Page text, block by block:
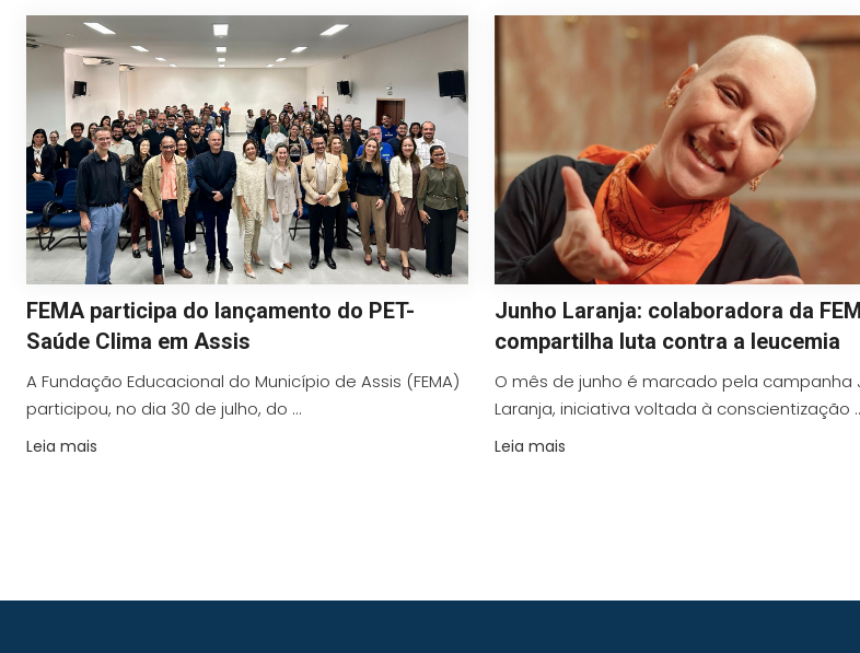
FEMA participa do lançamento do PET-
Saúde Clima em Assis
A Fundação Educacional do Município de Assis (FEMA)
participou, no dia 30 de julho, do ...
Leia mais
Junho Laranja: colaboradora da
compartilha luta contra a leucemia
O mês de junho é marcado pela campanha
Laranja, iniciativa voltada à conscientização
Leia mais